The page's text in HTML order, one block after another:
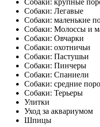
Собаки: крупные
Собаки: Легавые
Собаки: маленькие
Собаки: Молоссы и
Собаки: Овчарки
Собаки: охотничьи
Собаки: Пастушьи
Собаки: Пинчеры
Собаки: Спаниели
Собаки: средние
Собаки: Терьеры
Улитки
Уход за аквариумом
Шпицы